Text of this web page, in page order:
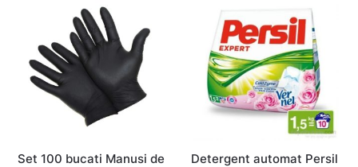
Set 100 bucati Manusi de
Detergent automat Persil